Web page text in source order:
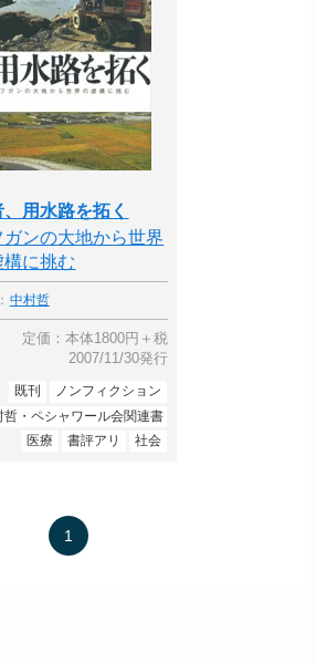
、用水路を拓く
ガンの大地から世界
構に挑む
中村哲
定価：本体1800円＋税
2007/11/30発行
既刊
ノンフィクション
哲・ペシャワール会関連書
医療
書評アリ 社会
1